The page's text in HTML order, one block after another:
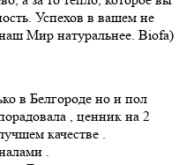
Успехов в вашем не
Мир натуральнее. Biofa)
в Белгороде но и пол
, ценник на 2
качестве .
.